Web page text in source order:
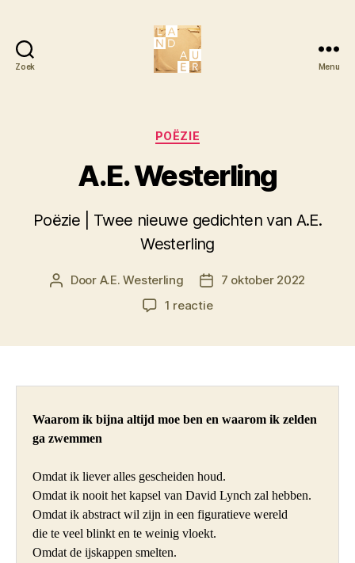
Zoek Menu
Categorieën
POËZIE
A.E. Westerling
Poëzie | Twee nieuwe gedichten van A.E.
Westerling
Berichtauteur
Door A.E. Westerling Berichtdatum
7 oktober 2022
1 reactieop
Waarom ik bijna altijd moe ben en waarom ik zelden
ga zwemmen
Omdat ik liever alles gescheiden houd.
Omdat ik nooit het kapsel van David Lynch zal hebben.
Omdat ik abstract wil zijn in een figuratieve wereld
die te veel blinkt en te weinig vloekt.
Omdat de ijskappen smelten.